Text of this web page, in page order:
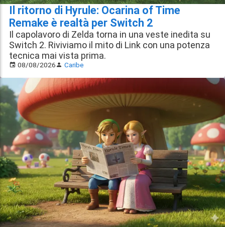
Il ritorno di Hyrule: Ocarina of Time
Remake è realtà per Switch 2
Il capolavoro di Zelda torna in una veste inedita su
Switch 2. Riviviamo il mito di Link con una potenza
tecnica mai vista prima.
08/08/2026 Caribe